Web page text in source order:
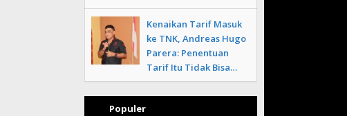
Kenaikan Tarif Masuk
ke TNK, Andreas Hugo
Parera: Penentuan
Tarif Itu Tidak Bisa…
Populer